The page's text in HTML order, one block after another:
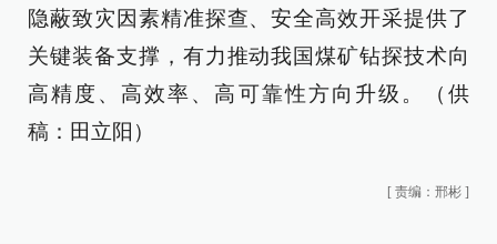
隐蔽致灾因素精准探查、安全高效开采提供了
关键装备支撑，有力推动我国煤矿钻探技术向
高精度、高效率、高可靠性方向升级。（供
稿：田立阳）
[ 责编：邢彬 ]